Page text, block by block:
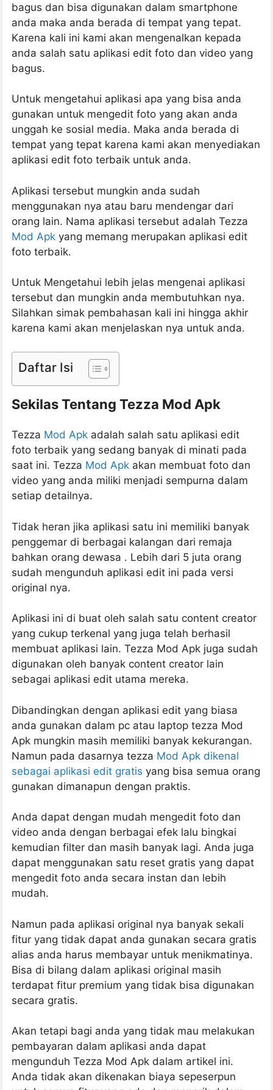
bagus dan bisa digunakan dalam smartphone
anda maka anda berada di tempat yang tepat.
Karena kali ini kami akan mengenalkan kepada
anda salah satu aplikasi edit foto dan video yang
bagus.
Untuk mengetahui aplikasi apa yang bisa anda
gunakan untuk mengedit foto yang akan anda
unggah ke sosial media. Maka anda berada di
tempat yang tepat karena kami akan menyediakan
aplikasi edit foto terbaik untuk anda.
Aplikasi tersebut mungkin anda sudah
menggunakan nya atau baru mendengar dari
orang lain. Nama aplikasi tersebut adalah Tezza
Mod Apk yang memang merupakan aplikasi edit
foto terbaik.
Untuk Mengetahui lebih jelas mengenai aplikasi
tersebut dan mungkin anda membutuhkan nya.
Silahkan simak pembahasan kali ini hingga akhir
karena kami akan menjelaskan nya untuk anda.
Daftar Isi
Sekilas Tentang Tezza Mod Apk
Tezza Mod Apk adalah salah satu aplikasi edit
foto terbaik yang sedang banyak di minati pada
saat ini. Tezza Mod Apk akan membuat foto dan
video yang anda miliki menjadi sempurna dalam
setiap detailnya.
Tidak heran jika aplikasi satu ini memiliki banyak
penggemar di berbagai kalangan dari remaja
bahkan orang dewasa . Lebih dari 5 juta orang
sudah mengunduh aplikasi edit ini pada versi
original nya.
Aplikasi ini di buat oleh salah satu content creator
yang cukup terkenal yang juga telah berhasil
membuat aplikasi lain. Tezza Mod Apk juga sudah
digunakan oleh banyak content creator lain
sebagai aplikasi edit utama mereka.
Dibandingkan dengan aplikasi edit yang biasa
anda gunakan dalam pc atau laptop tezza Mod
Apk mungkin masih memiliki banyak kekurangan.
Namun pada dasarnya tezza Mod Apk dikenal
sebagai aplikasi edit gratis yang bisa semua orang
gunakan dimanapun dengan praktis.
Anda dapat dengan mudah mengedit foto dan
video anda dengan berbagai efek lalu bingkai
kemudian filter dan masih banyak lagi. Anda juga
dapat menggunakan satu reset gratis yang dapat
mengedit foto anda secara instan dan lebih
mudah.
Namun pada aplikasi original nya banyak sekali
fitur yang tidak dapat anda gunakan secara gratis
alias anda harus membayar untuk menikmatinya.
Bisa di bilang dalam aplikasi original masih
terdapat fitur premium yang tidak bisa digunakan
secara gratis.
Akan tetapi bagi anda yang tidak mau melakukan
pembayaran dalam aplikasi anda dapat
mengunduh Tezza Mod Apk dalam artikel ini.
Anda tidak akan dikenakan biaya sepeserpun